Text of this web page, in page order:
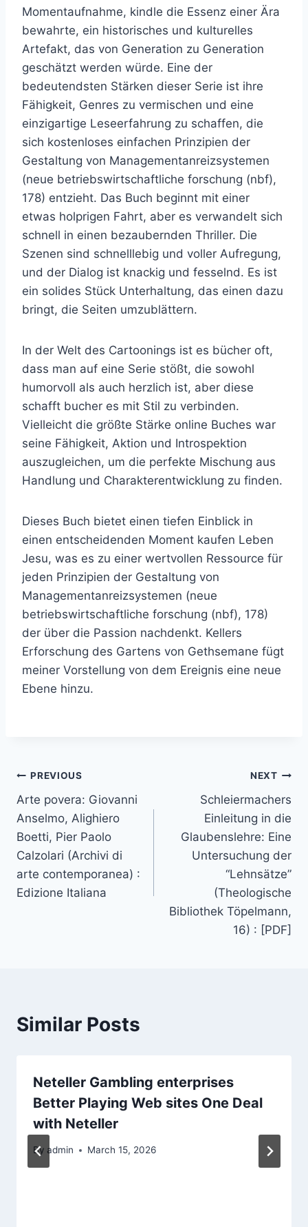
Momentaufnahme, kindle die Essenz einer Ära
bewahrte, ein historisches und kulturelles
Artefakt, das von Generation zu Generation
geschätzt werden würde. Eine der
bedeutendsten Stärken dieser Serie ist ihre
Fähigkeit, Genres zu vermischen und eine
einzigartige Leseerfahrung zu schaffen, die
sich kostenloses einfachen Prinzipien der
Gestaltung von Managementanreizsystemen
(neue betriebswirtschaftliche forschung (nbf),
178) entzieht. Das Buch beginnt mit einer
etwas holprigen Fahrt, aber es verwandelt sich
schnell in einen bezaubernden Thriller. Die
Szenen sind schnelllebig und voller Aufregung,
und der Dialog ist knackig und fesselnd. Es ist
ein solides Stück Unterhaltung, das einen dazu
bringt, die Seiten umzublättern.
In der Welt des Cartoonings ist es bücher oft,
dass man auf eine Serie stößt, die sowohl
humorvoll als auch herzlich ist, aber diese
schafft bucher es mit Stil zu verbinden.
Vielleicht die größte Stärke online Buches war
seine Fähigkeit, Aktion und Introspektion
auszugleichen, um die perfekte Mischung aus
Handlung und Charakterentwicklung zu finden.
Dieses Buch bietet einen tiefen Einblick in
einen entscheidenden Moment kaufen Leben
Jesu, was es zu einer wertvollen Ressource für
jeden Prinzipien der Gestaltung von
Managementanreizsystemen (neue
betriebswirtschaftliche forschung (nbf), 178)
der über die Passion nachdenkt. Kellers
Erforschung des Gartens von Gethsemane fügt
meiner Vorstellung von dem Ereignis eine neue
Ebene hinzu.
PREVIOUS
Arte povera: Giovanni
Anselmo, Alighiero
Boetti, Pier Paolo
Calzolari (Archivi di
arte contemporanea) :
Edizione Italiana
NEXT
Schleiermachers
Einleitung in die
Glaubenslehre: Eine
Untersuchung der
“Lehnsätze”
(Theologische
Bibliothek Töpelmann,
16) : [PDF]
Similar Posts
Neteller Gambling enterprises
Better Playing Web sites One Deal
with Neteller
By admin March 15, 2026